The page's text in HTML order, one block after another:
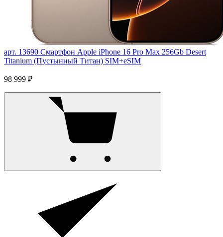
арт. 13690 Смартфон Apple iPhone 16 Pro Max 256Gb Desert
Titanium (Пустынный Титан) SIM+eSIM
98 999 ₽